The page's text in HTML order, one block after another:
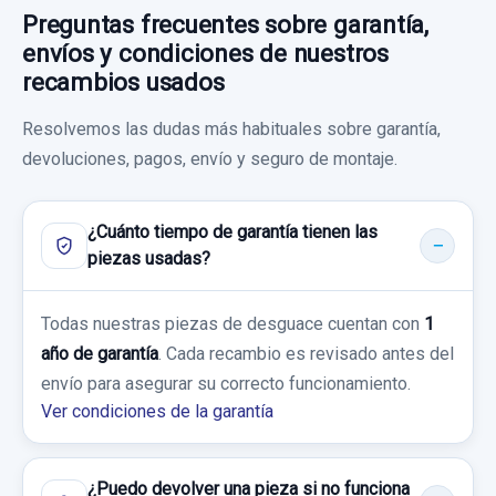
CERRADURA PUERTA DELANTERA DERECHA
A0997201800 0997201800 4 PINS
CERRADURA PUERTA DELANTERA
DERECHA... usado.
MERCEDES-BENZ CLASE E LIM. (W213) E
220 D (213.004)
TUBOS AIRE ACONDICIONADO A213835100
A213835100
TUBOS AIRE ACONDICIONADO
A213835100... usado.
Consultar por whatsapp
Ref:807558 OEM:A2059053414
A0998150039
ASIDERO TECHO A0998150039 DD...
usado.
MERCEDES-BENZ CLASE E LIM. (W213) E
220 D (213.004)
Ref:807523 OEM:
17,35 €
Sin IVA, gastos de envío no incluidos.
Consultar por whatsapp
FILTRO DE PARTICULAS A6541400016 SONDA
LAMBDA
FILTRO DE PARTICULAS A6541400016...
usado.
220 D (213.004)
Garantía 1 año
500,00 €
BRAZO SUSPENSION INFERIOR DELANTERO
IZQUIERDO 20513LI 20513LI
BRAZO SUSPENSION INFERIOR
DELANTERO... usado.
MERCEDES-BENZ CLASE E LIM. (W213) E
220 D (213.004)
Preguntas frecuentes sobre garantía,
envíos y condiciones de nuestros
recambios usados
Resolvemos las dudas más habituales sobre garantía,
devoluciones, pagos, envío y seguro de montaje.
¿Cuánto tiempo de garantía tienen las
piezas usadas?
Todas nuestras piezas de desguace cuentan con 1
año de garantía . Cada recambio es revisado antes del
envío para asegurar su correcto funcionamiento.
Ver condiciones de la garantía
¿Puedo devolver una pieza si no funciona